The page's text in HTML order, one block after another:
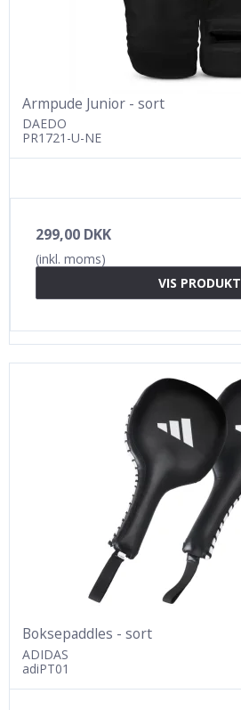
Armpude Junior - sort
DAEDO
PR1721-U-NE
299,00 DKK
(inkl. moms)
VIS PRODUKT
Boksepaddles - sort
ADIDAS
adiPT01